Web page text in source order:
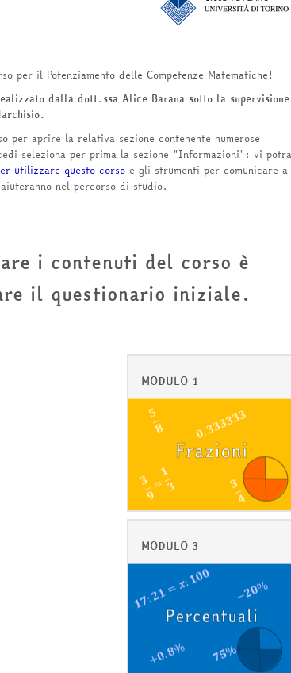
per il Potenziamento delle Competenze Matematiche!
dalla dott.ssa Alice Barana sotto la supervisione
per aprire la relativa sezione contenente numerose
seleziona per prima la sezione "Informazioni": vi
utilizzare questo corso e gli strumenti per comunicare a
nel percorso di studio.
i contenuti del corso è
il questionario iniziale.
MODULO 1
MODULO 3